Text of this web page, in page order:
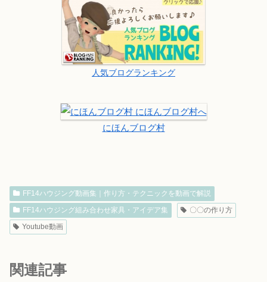
人気ブログランキング
にほんブログ村
FF14ハウジング動画集｜作り方・テクニックを動画で解説
FF14ハウジング組み合わせ家具・アイデア集
〇〇の作り方
Youtube動画
関連記事